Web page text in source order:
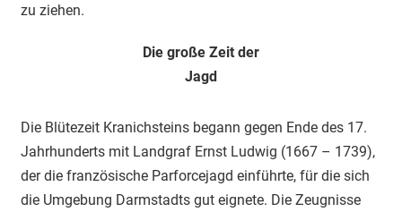
zu ziehen.
Die große Zeit der
Jagd
Die Blütezeit Kranichsteins begann gegen Ende des 17.
Jahrhunderts mit Landgraf Ernst Ludwig (1667 – 1739),
der die französische Parforcejagd einführte, für die sich
die Umgebung Darmstadts gut eignete. Die Zeugnisse